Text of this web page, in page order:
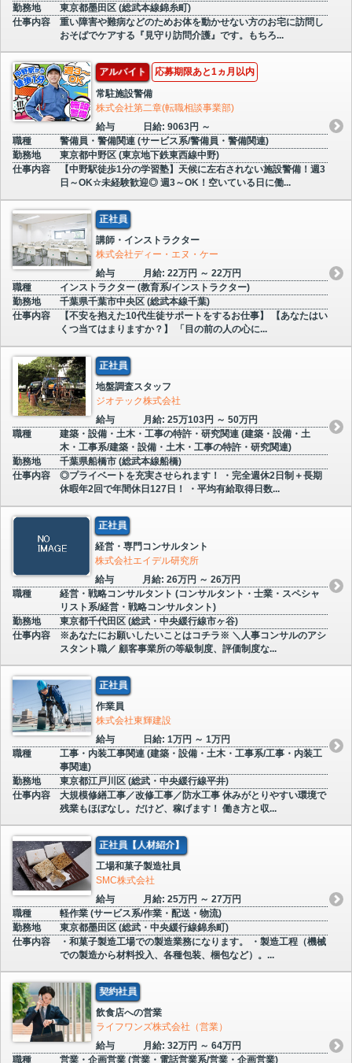
勤務地
東京都墨田区 (総武本線錦糸町)
仕事内容
重い障害や難病などのためお体を動かせない方のお宅に訪問し
おそばでケアする『見守り訪問介護』です。もちろ...
アルバイト 応募期限あと1ヵ月以内
常駐施設警備
株式会社第二章(転職相談事業部)
給与
日給: 9063円 ～
職種
警備員・警備関連 (サービス系/警備員・警備関連)
勤務地
東京都中野区 (東京地下鉄東西線中野)
仕事内容
【中野駅徒歩1分の学習塾】天候に左右されない施設警備！週3
日～OK☆未経験歓迎◎ 週3～OK！空いている日に働...
正社員
講師・インストラクター
株式会社ディー・エヌ・ケー
給与
月給: 22万円 ～ 22万円
職種
インストラクター (教育系/インストラクター)
勤務地
千葉県千葉市中央区 (総武本線千葉)
仕事内容
【不安を抱えた10代生徒サポートをするお仕事】 【あなたはい
くつ当てはまりますか？】 「目の前の人の心に...
正社員
地盤調査スタッフ
ジオテック株式会社
給与
月給: 25万103円 ～ 50万円
職種
建築・設備・土木・工事の特許・研究関連 (建築・設備・土
木・工事系/建築・設備・土木・工事の特許・研究関連)
勤務地
千葉県船橋市 (総武本線船橋)
仕事内容
◎プライベートを充実させられます！ ・完全週休2日制＋長期
休暇年2回で年間休日127日！ ・平均有給取得日数...
正社員
経営・専門コンサルタント
株式会社エイデル研究所
給与
月給: 26万円 ～ 26万円
職種
経営・戦略コンサルタント (コンサルタント・士業・スペシャ
リスト系/経営・戦略コンサルタント)
勤務地
東京都千代田区 (総武・中央緩行線市ヶ谷)
仕事内容
※あなたにお願いしたいことはコチラ※ ＼人事コンサルのアシ
スタント職／ 顧客事業所の等級制度、評価制度な...
正社員
作業員
株式会社東輝建設
給与
日給: 1万円 ～ 1万円
職種
工事・内装工事関連 (建築・設備・土木・工事系/工事・内装工
事関連)
勤務地
東京都江戸川区 (総武・中央緩行線平井)
仕事内容
大規模修繕工事／改修工事／防水工事 休みがとりやすい環境で
残業もほぼなし。だけど、稼げます！ 働き方と収...
正社員【人材紹介】
工場和菓子製造社員
SMC株式会社
給与
月給: 25万円 ～ 27万円
職種
軽作業 (サービス系/作業・配送・物流)
勤務地
東京都墨田区 (総武・中央緩行線錦糸町)
仕事内容
・和菓子製造工場での製造業務になります。 ・製造工程（機械
での製造から材料投入、各種包装、梱包など）。...
契約社員
飲食店への営業
ライフワンズ株式会社（営業）
給与
月給: 32万円 ～ 64万円
職種
営業・企画営業 (営業・電話営業系/営業・企画営業)